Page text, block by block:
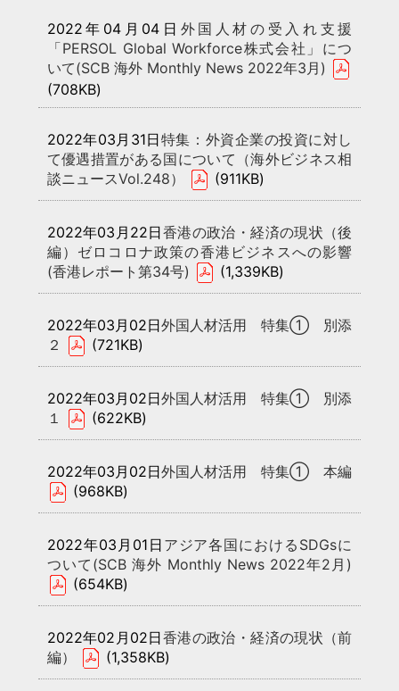
2022年04月04日 外国人材の受入れ支援
「PERSOL Global Workforce株式会社」につ
いて(SCB 海外 Monthly News 2022年3月)
(708KB)
2022年03月31日特集：外資企業の投資に対し
て優遇措置がある国について（海外ビジネス相
談ニュースVol.248）
(911KB)
2022年03月22日香港の政治・経済の現状（後
編）ゼロコロナ政策の香港ビジネスへの影響
(香港レポート第34号)
(1,339KB)
2022年03月02日外国人材活用 特集① 別添
２
(721KB)
2022年03月02日外国人材活用 特集① 別添
１
(622KB)
2022年03月02日外国人材活用 特集① 本編
(968KB)
2022年03月01日 アジア各国におけるSDGsに
ついて(SCB 海外 Monthly News 2022年2月)
(654KB)
2022年02月02日香港の政治・経済の現状（前
編）
(1,358KB)